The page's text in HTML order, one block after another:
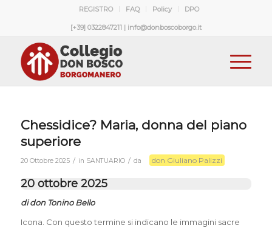
REGISTRO FAQ Policy DPO
[+39] 0322847211 | info@donboscoborgo.it
Chessidice? Maria, donna del piano
superiore
20 Ottobre 2025 / in SANTUARIO / da don Giuliano Palizzi
20 ottobre 2025
di don Tonino Bello
Icona. Con questo termine si indicano le immagini sacre